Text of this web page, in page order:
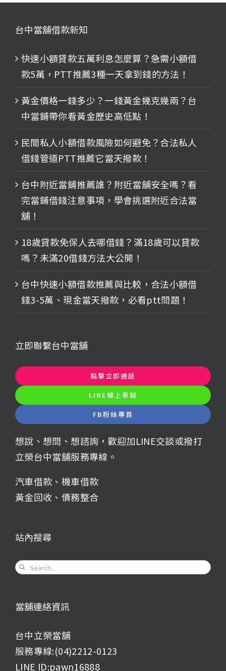
台中當舖借款新知
快速小額貸款五萬利息怎麼算？急需小額借
款5萬，PTT推薦3種一天拿到錢的方法！
黃金價格一錢多少？一錢黃金幾克幾兩？台
中當鋪帶你看黃金歷史高低點！
民間私人小額借款風險如何避免？合法私人
借錢管道PTT推薦它當天撥款！
台中附近當鋪推薦誰？附近當舖安全嗎？看
完當鋪借錢注意事項，學會挑選附近合法當
舖！
18歲貸款免保人去哪借錢？滿18歲可以貸款
嗎？未滿20借錢方法大公開！
台中快速小額借款推薦與比較，合法小額借
錢3-5萬、現金當天撥款，必看ptt問題！
立即聯繫台中當舖
點擊立即通話
LINE線上客服
FB粉絲專頁
想說、想問、想諮詢，歡迎加LINE交談或撥打
立榮台中當舖服務專線。
汽車借款 、 機車借款
黃金回收 、 債務整合
站內搜尋
Search
當舖連絡資訊
台中立榮當舖
服務專線:(04)2212-0123
LINE ID:pawn16888